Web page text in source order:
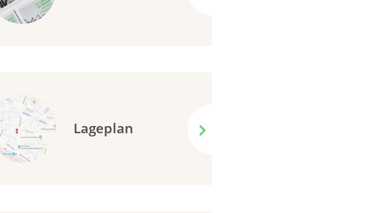
Lageplan